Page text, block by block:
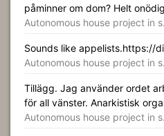
påminner om dom? Helt
Autonomous house project in
Sounds like appelists.https://
Autonomous house project in
Tillägg. Jag använder ordet
för all vänster. Anarkistisk
Autonomous house project in